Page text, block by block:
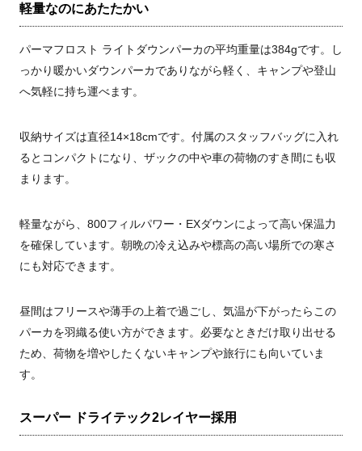
軽量なのにあたたかい
パーマフロスト ライトダウンパーカの平均重量は384gです。し
っかり暖かいダウンパーカでありながら軽く、キャンプや登山
へ気軽に持ち運べます。
収納サイズは直径14×18cmです。付属のスタッフバッグに入れ
るとコンパクトになり、ザックの中や車の荷物のすき間にも収
まります。
軽量ながら、800フィルパワー・EXダウンによって高い保温力
を確保しています。朝晩の冷え込みや標高の高い場所での寒さ
にも対応できます。
昼間はフリースや薄手の上着で過ごし、気温が下がったらこの
パーカを羽織る使い方ができます。必要なときだけ取り出せる
ため、荷物を増やしたくないキャンプや旅行にも向いていま
す。
スーパー ドライテック2レイヤー採用